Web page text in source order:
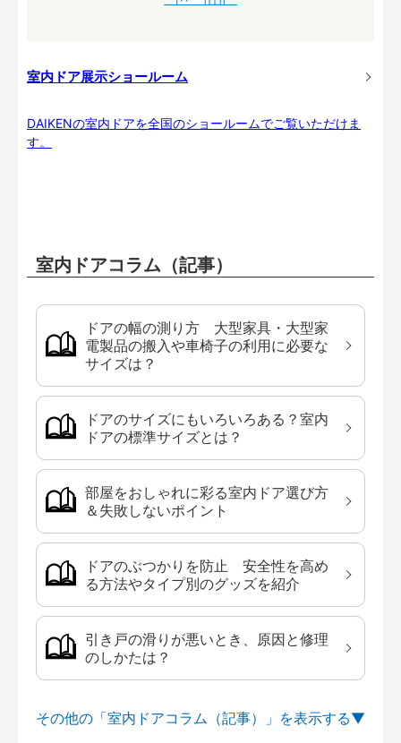
室内ドア展示ショールーム
DAIKENの室内ドアを全国のショールームでご覧いただけま
す。
室内ドアコラム（記事）
ドアの幅の測り方 大型家具・大型家
電製品の搬入や車椅子の利用に必要な
サイズは？
ドアのサイズにもいろいろある？室内
ドアの標準サイズとは？
部屋をおしゃれに彩る室内ドア選び方
＆失敗しないポイント
ドアのぶつかりを防止 安全性を高め
る方法やタイプ別のグッズを紹介
引き戸の滑りが悪いとき、原因と修理
のしかたは？
その他の「室内ドアコラム（記事）」を